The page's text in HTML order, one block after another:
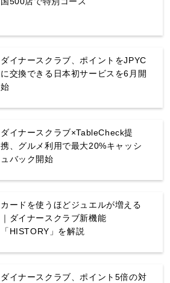
ダイナースクラブ、ポイントをJPYC
に交換できる日本初サービスを6月開
始
ダイナースクラブ×TableCheck提
携、グルメ利用で最大20%キャッシ
ュバック開始
カードを使うほどジュエルが増える
｜ダイナースクラブ新機能
「HISTORY」を解説
ダイナースクラブ、ポイント5倍の対